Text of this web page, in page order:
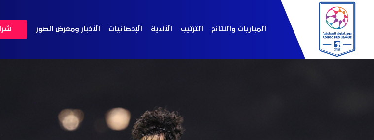
المباريات والنتائج الترتيب الأندية الإحصائيات الأخبار ومعرض الصور